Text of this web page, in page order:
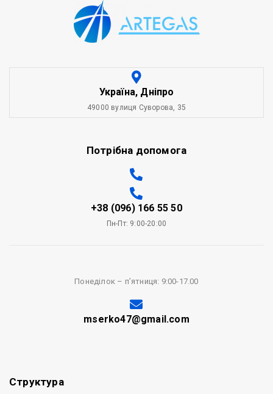
Україна, Дніпро
49000 вулиця Суворова, 35
Потрібна допомога
+38 (096) 166 55 50
Пн-Пт: 9:00-20:00
Понеділок – п’ятниця: 9:00-17.00
mserko47@gmail.com
Структура